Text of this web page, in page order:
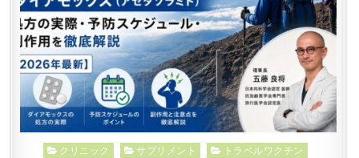
Posted
クリニック サプリメント
トラベルワクチン